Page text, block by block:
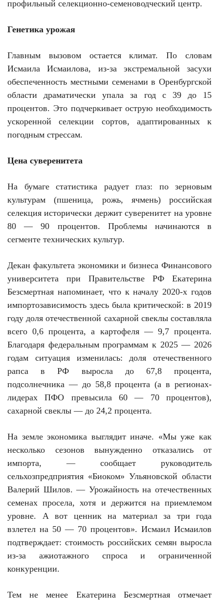
профильный селекционно-семеноводческий центр.
Генетика урожая
Главным вызовом остается климат. По словам
Исмаила Исмаилова, из-за экстремальной засухи
обеспеченность местными семенами в Оренбургской
области драматически упала за год с 39 до 15
процентов. Это подчеркивает острую необходимость
ускоренной селекции сортов, адаптированных к
погодным стрессам.
Цена суверенитета
На бумаге статистика радует глаз: по зерновым
культурам (пшеница, рожь, ячмень) российская
селекция исторически держит суверенитет на уровне
80 — 90 процентов. Проблемы начинаются в
сегменте технических культур.
Декан факультета экономики и бизнеса Финансового
университета при Правительстве РФ Екатерина
Безсмертная напоминает, что к началу 2020-х годов
импортозависимость здесь была критической: в 2019
году доля отечественной сахарной свеклы составляла
всего 0,6 процента, а картофеля — 9,7 процента.
Благодаря федеральным программам к 2025 — 2026
годам ситуация изменилась: доля отечественного
рапса в РФ выросла до 67,8 процента,
подсолнечника — до 58,8 процента (а в регионах-
лидерах ПФО превысила 60 — 70 процентов),
сахарной свеклы — до 24,2 процента.
На земле экономика выглядит иначе. «Мы уже как
несколько сезонов вынужденно отказались от
импорта, — сообщает руководитель
сельхозпредприятия «Биоком» Ульяновской области
Валерий Шилов. — Урожайность на отечественных
семенах просела, хотя и держится на приемлемом
уровне. А вот ценник на материал за три года
взлетел на 50 — 70 процентов». Исмаил Исмаилов
подтверждает: стоимость российских семян выросла
из-за ажиотажного спроса и ограниченной
конкуренции.
Тем не менее Екатерина Безсмертная отмечает